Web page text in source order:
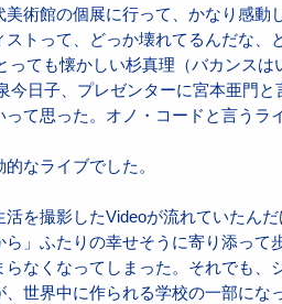
術館の個展に行って、かなり感動
トって、どっか壊れてるんだな、
っても懐かしい杉真理（バカンス
今日子、プレゼンターに宮本亜門
って思った。オノ・コードと言う
なライブでした。
を撮影したVideoが流れていたん
」ふたりの幸せそうに寄り添って
なくなってしまった。それでも
、世界中に作られる学校の一部に